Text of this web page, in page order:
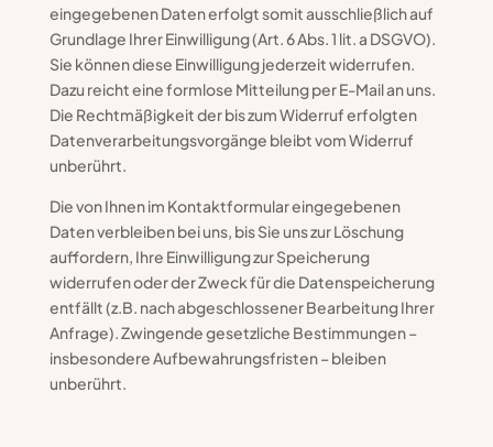
eingegebenen Daten erfolgt somit ausschließlich auf
Grundlage Ihrer Einwilligung (Art. 6 Abs. 1 lit. a DSGVO).
Sie können diese Einwilligung jederzeit widerrufen.
Dazu reicht eine formlose Mitteilung per E-Mail an uns.
Die Rechtmäßigkeit der bis zum Widerruf erfolgten
Datenverarbeitungsvorgänge bleibt vom Widerruf
unberührt.
Die von Ihnen im Kontaktformular eingegebenen
Daten verbleiben bei uns, bis Sie uns zur Löschung
auffordern, Ihre Einwilligung zur Speicherung
widerrufen oder der Zweck für die Datenspeicherung
entfällt (z.B. nach abgeschlossener Bearbeitung Ihrer
Anfrage). Zwingende gesetzliche Bestimmungen –
insbesondere Aufbewahrungsfristen – bleiben
unberührt.